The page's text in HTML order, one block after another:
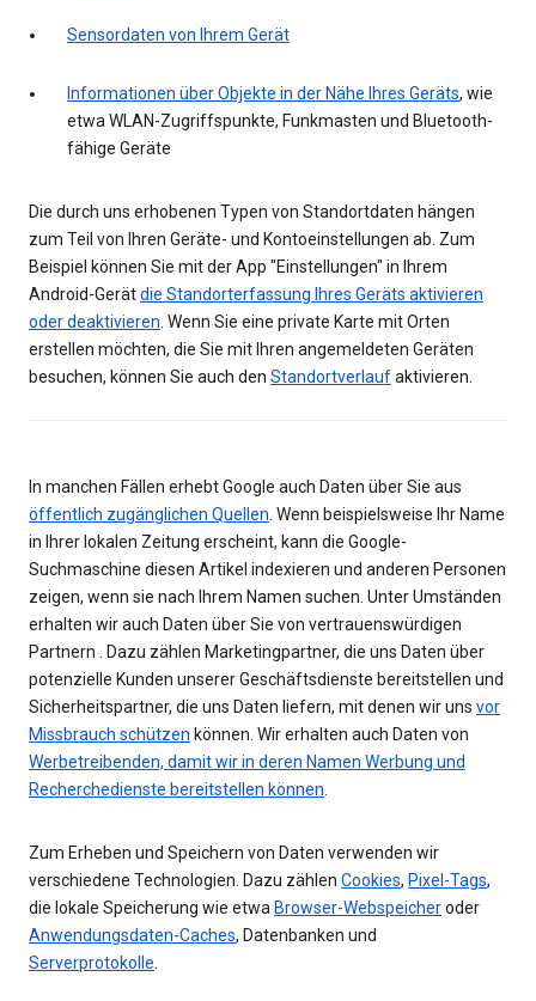
Sensordaten von Ihrem Gerät
Informationen über Objekte in der Nähe Ihres Geräts, wie
etwa WLAN-Zugriffspunkte, Funkmasten und Bluetooth-
fähige Geräte
Die durch uns erhobenen Typen von Standortdaten hängen
zum Teil von Ihren Geräte- und Kontoeinstellungen ab. Zum
Beispiel können Sie mit der App "Einstellungen" in Ihrem
Android-Gerätdie Standorterfassung Ihres Geräts aktivieren
oder deaktivieren. Wenn Sie eine private Karte mit Orten
erstellen möchten, die Sie mit Ihren angemeldeten Geräten
besuchen, können Sie auch den Standortverlaufaktivieren.
In manchen Fällen erhebt Google auch Daten über Sie aus
öffentlich zugänglichen Quellen. Wenn beispielsweise Ihr Name
in Ihrer lokalen Zeitung erscheint, kann die Google-
Suchmaschine diesen Artikel indexieren und anderen Personen
zeigen, wenn sie nach Ihrem Namen suchen. Unter Umständen
erhalten wir auch Daten über Sie von vertrauenswürdigen
Partnern . Dazu zählen Marketingpartner, die uns Daten über
potenzielle Kunden unserer Geschäftsdienste bereitstellen und
Sicherheitspartner, die uns Daten liefern, mit denen wir uns vor
Missbrauch schützen können. Wir erhalten auch Daten von
Werbetreibenden, damit wir in deren Namen Werbung und
Recherchedienste bereitstellen können.
Zum Erheben und Speichern von Daten verwenden wir
verschiedene Technologien. Dazu zählen Cookies, Pixel-Tags,
die lokale Speicherung wie etwa Browser-Webspeicheroder
Anwendungsdaten-Caches, Datenbanken und
Serverprotokolle.